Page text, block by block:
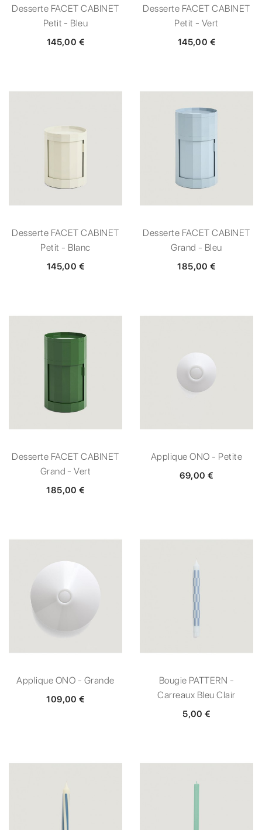
Desserte FACET CABINET
Petit - Bleu
145,00 €
Desserte FACET CABINET
Petit - Vert
145,00 €
Desserte FACET CABINET
Petit - Blanc
145,00 €
Desserte FACET CABINET
Grand - Bleu
185,00 €
Desserte FACET CABINET
Grand - Vert
185,00 €
Applique ONO - Petite
69,00 €
Applique ONO - Grande
109,00 €
Bougie PATTERN -
Carreaux Bleu Clair
5,00 €